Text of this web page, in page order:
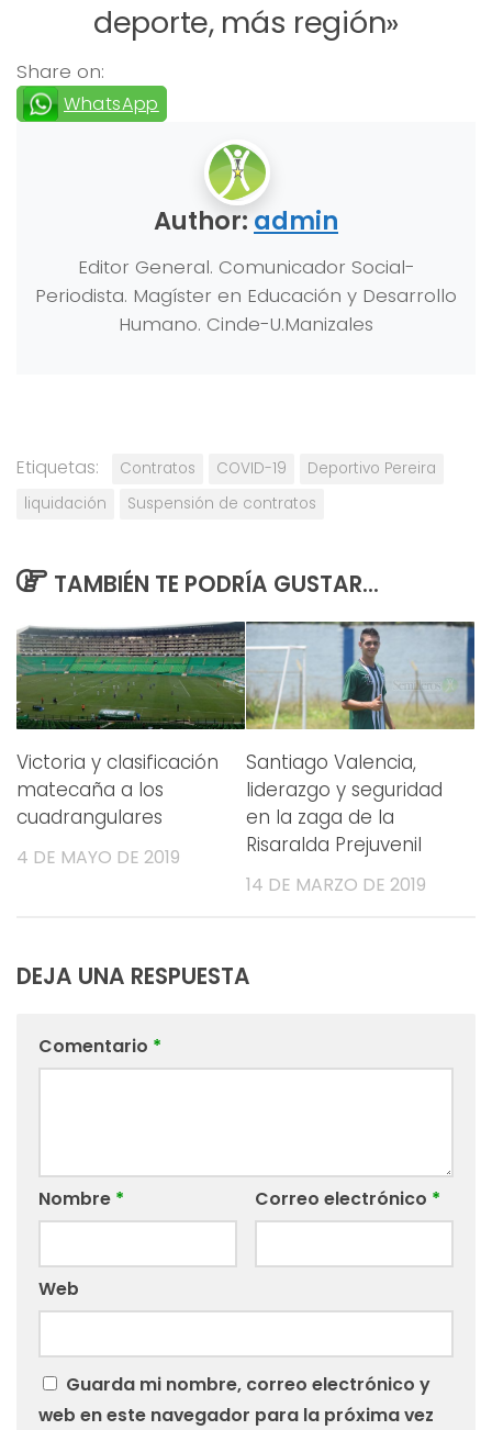
deporte, más región»
Share on:
WhatsApp
Author: admin
Editor General. Comunicador Social-
Periodista. Magíster en Educación y Desarrollo
Humano. Cinde-U.Manizales
Etiquetas: Contratos COVID-19
Deportivo Pereira
liquidación
Suspensión de contratos
TAMBIÉN TE PODRÍA GUSTAR...
Victoria y clasificación
matecaña a los
cuadrangulares
4 DE MAYO DE 2019
Santiago Valencia,
liderazgo y seguridad
en la zaga de la
Risaralda Prejuvenil
14 DE MARZO DE 2019
DEJA UNA RESPUESTA
Comentario *
Nombre * Correo electrónico *
Web
Guarda mi nombre, correo electrónico y
web en este navegador para la próxima vez